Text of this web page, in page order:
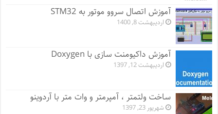
آموزش اتصال سروو موتور به STM32
اردیبهشت 8, 1400
آموزش داکیومنت سازی با Doxygen
اردیبهشت 12, 1397
ساخت ولتمتر ، آمپرمتر و وات متر با آردوینو
شهریور 23, 1397